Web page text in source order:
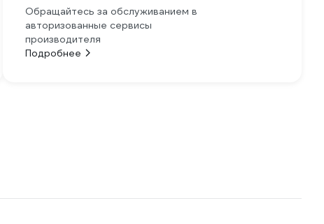
Обращайтесь за обслуживанием в
авторизованные сервисы
производителя
Подробнее